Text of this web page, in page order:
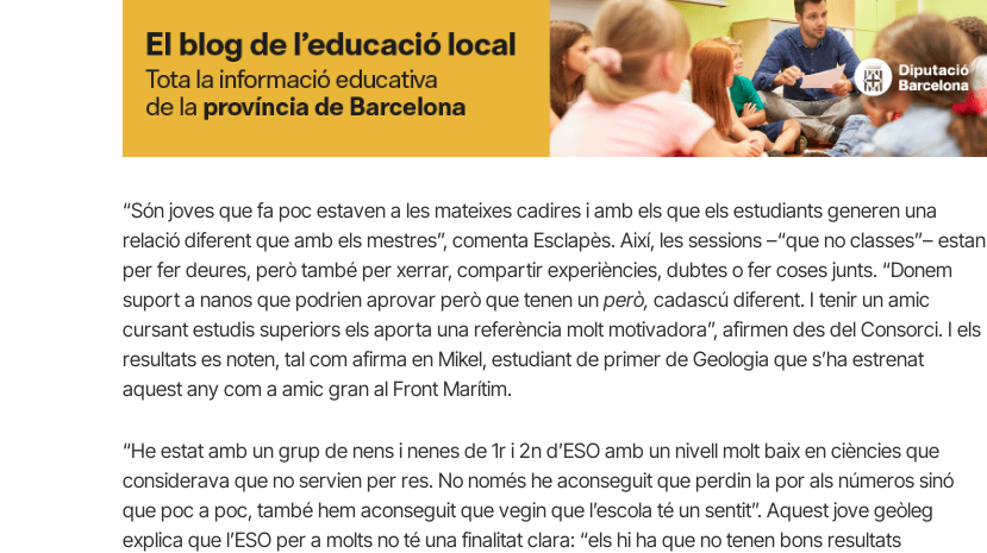
“Són joves que fa poc estaven a les mateixes cadires i amb els que els estudiants generen una
relació diferent que amb els mestres”, comenta Esclapès. Així, les sessions –“que no classes”– estan
per fer deures, però també per xerrar, compartir experiències, dubtes o fer coses junts. “Donem
suport a nanos que podrien aprovar però que tenen un però, cadascú diferent. I tenir un amic
cursant estudis superiors els aporta una referència molt motivadora”, afirmen des del Consorci. I els
resultats es noten, tal com afirma en Mikel, estudiant de primer de Geologia que s’ha estrenat
aquest any com a amic gran al Front Marítim.
“He estat amb un grup de nens i nenes de 1r i 2n d’ESO amb un nivell molt baix en ciències que
considerava que no servien per res. No només he aconseguit que perdin la por als números sinó
que poc a poc, també hem aconseguit que vegin que l’escola té un sentit”. Aquest jove geòleg
explica que l’ESO per a molts no té una finalitat clara: “els hi ha que no tenen bons resultats